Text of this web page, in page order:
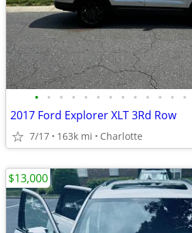
• • • • • • • • • • • • •
2017 Ford Explorer XLT 3Rd Row
7/17 163k mi Charlotte
$13,000